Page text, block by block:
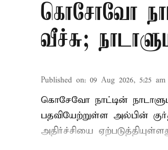
கொசோவோ
வீச்சு;
Published on: 09 Aug 2026, 5:25 am
கொசேவோ நாட்டின்
பதவியேற்றுள்ள அல்பின்
அதிர்ச்சியை